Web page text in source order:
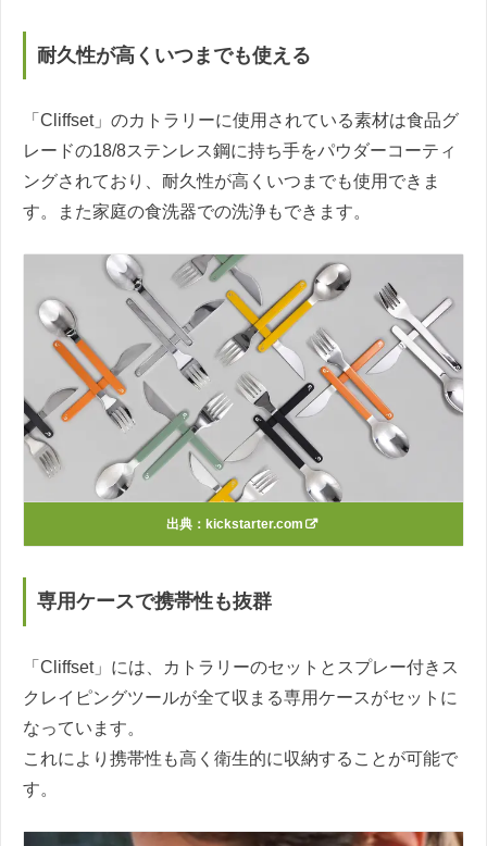
耐久性が高くいつまでも使える
「Cliffset」のカトラリーに使用されている素材は食品グ
レードの18/8ステンレス鋼に持ち手をパウダーコーティ
ングされており、耐久性が高くいつまでも使用できま
す。また家庭の食洗器での洗浄もできます。
出典： kickstarter.com
専用ケースで携帯性も抜群
「Cliffset」には、カトラリーのセットとスプレー付きス
クレイピングツールが全て収まる専用ケースがセットに
なっています。
これにより携帯性も高く衛生的に収納することが可能で
す。